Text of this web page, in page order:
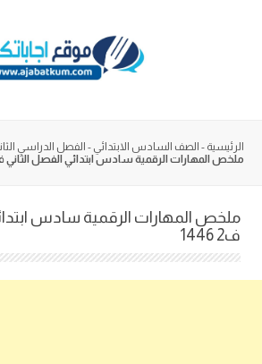
الرئيسية - الصف السادس الابتدائي - الفصل الدراسي
ملخص المهارات الرقمية سادس ابتدائي الفصل الثاني ف2
ملخص المهارات الرقمية سادس
ف2 1446